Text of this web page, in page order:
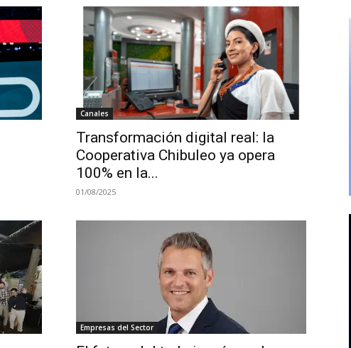
Canales
Transformación digital real: la
Cooperativa Chibuleo ya opera
100% en la...
01/08/2025
Empresas del Sector